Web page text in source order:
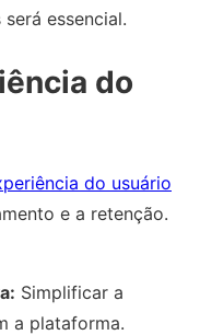
essencial.
do
do usuário
e a retenção.
Simplificar a
a plataforma.